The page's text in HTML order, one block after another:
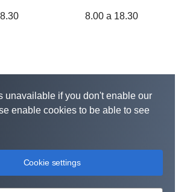
8.00 a 18.30
unavailable if you don't enable our
enable cookies to be able to see
Cookie settings